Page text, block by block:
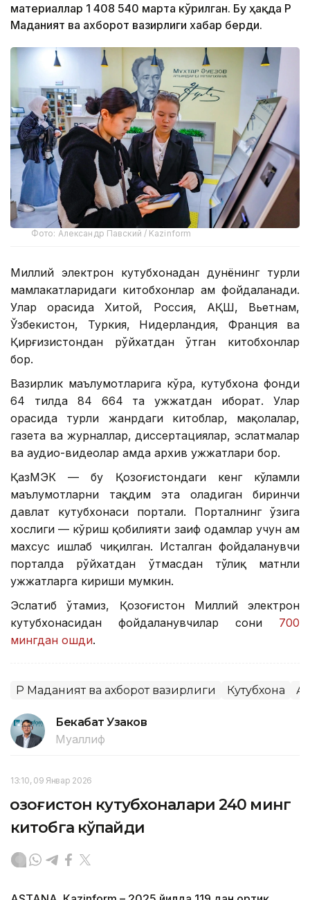
материаллар 1 408 540 марта кўрилган. Бу ҳақда ҚР
Маданият ва ахборот вазирлиги хабар берди.
Фото: Александр Павский / Kazinform
Миллий электрон кутубхонадан дунёнинг турли
мамлакатларидаги китобхонлар ҳам фойдаланади.
Улар орасида Хитой, Россия, АҚШ, Вьетнам,
Ўзбекистон, Туркия, Нидерландия, Франция ва
Қирғизистондан рўйхатдан ўтган китобхонлар
бор.
Вазирлик маълумотларига кўра, кутубхона фонди
64 тилда 84 664 та ҳужжатдан иборат. Улар
орасида турли жанрдаги китоблар, мақолалар,
газета ва журналлар, диссертациялар, эслатмалар
ва аудио-видеолар ҳамда архив ҳужжатлари бор.
ҚазМЭК — бу Қозоғистондаги кенг кўламли
маълумотларни тақдим эта оладиган биринчи
давлат кутубхонаси портали. Порталнинг ўзига
хослиги — кўриш қобилияти заиф одамлар учун ҳам
махсус ишлаб чиқилган. Исталган фойдаланувчи
порталда рўйхатдан ўтмасдан тўлиқ матнли
ҳужжатларга кириши мумкин.
Эслатиб ўтамиз, Қозоғистон Миллий электрон
кутубхонасидан фойдаланувчилар сони 700
мингдан ошди.
ҚР Маданият ва ахборот вазирлиги Кутубхона
Бекабат Узаков
Муаллиф
13:10, 09 Январ 2026
Қозоғистон кутубхоналари 240 минг
китобга кўпайди